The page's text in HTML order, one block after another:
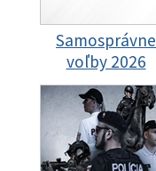
Samosprávne
voľby 2026